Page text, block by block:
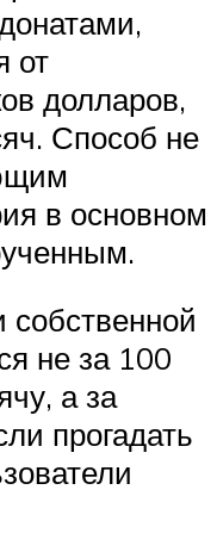
от
долларов,
Способ не
в основном
собственной
не за 100
а за
прогадать